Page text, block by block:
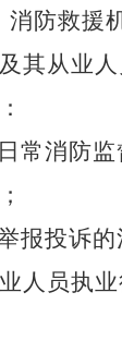
消防救援
其从业
常消防
报投诉
人员执